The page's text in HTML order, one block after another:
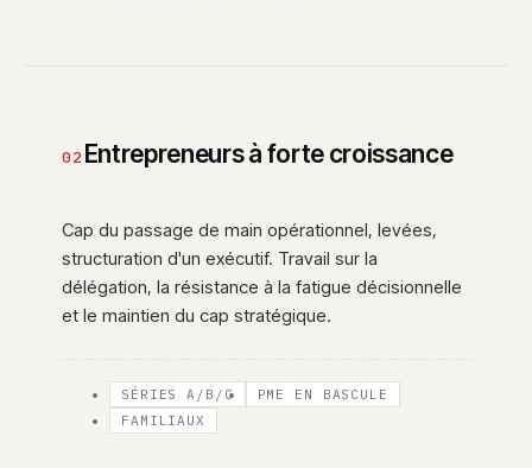
02Entrepreneurs à forte croissance
Cap du passage de main opérationnel, levées,
structuration d'un exécutif. Travail sur la
délégation, la résistance à la fatigue décisionnelle
et le maintien du cap stratégique.
SÉRIES A/B/C
PME EN BASCULE
FAMILIAUX